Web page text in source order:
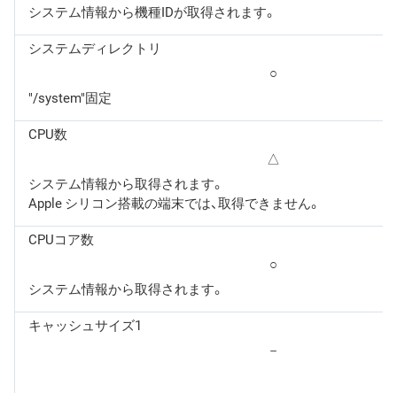
システム情報から機種IDが取得されます。
システムディレクトリ
○
"/system"固定
CPU数
△
システム情報から取得されます。
Apple シリコン搭載の端末では、取得できません。
CPUコア数
○
システム情報から取得されます。
キャッシュサイズ1
－